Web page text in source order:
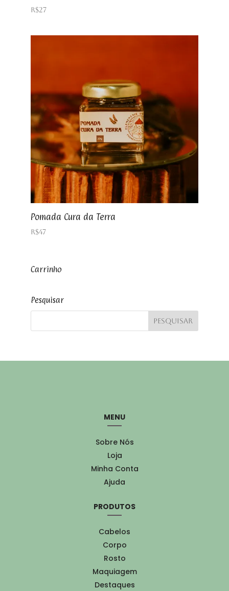
R$27
Pomada Cura da Terra
R$47
Carrinho
Pesquisar
MENU
Sobre Nós
Loja
Minha Conta
Ajuda
PRODUTOS
Cabelos
Corpo
Rosto
Maquiagem
Destaques